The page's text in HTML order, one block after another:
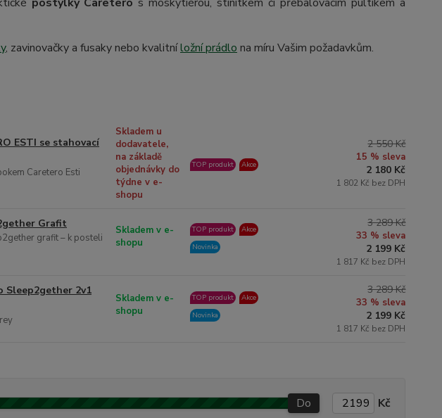
, zavinovačky a fusaky nebo kvalitníložní prádlo na míru Vašim požadavkům.
ESTI se stahovací
Caretero Esti
Skladem u
dodavatele,
na základě
objednávky do
týdne v e-
shopu
TOP produkt Akce
2 550 Kč
15 % sleva
2 180 Kč
1 802 Kč bez DPH
Grafit
grafit – k posteli
Skladem v e-
shopu
TOP produkt
Akce
Novinka
3 289 Kč
33 % sleva
2 199 Kč
1 817 Kč bez DPH
Sleep2gether 2v1
Skladem v e-
shopu
TOP produkt
Akce
Novinka
3 289 Kč
33 % sleva
2 199 Kč
1 817 Kč bez DPH
Do Kč